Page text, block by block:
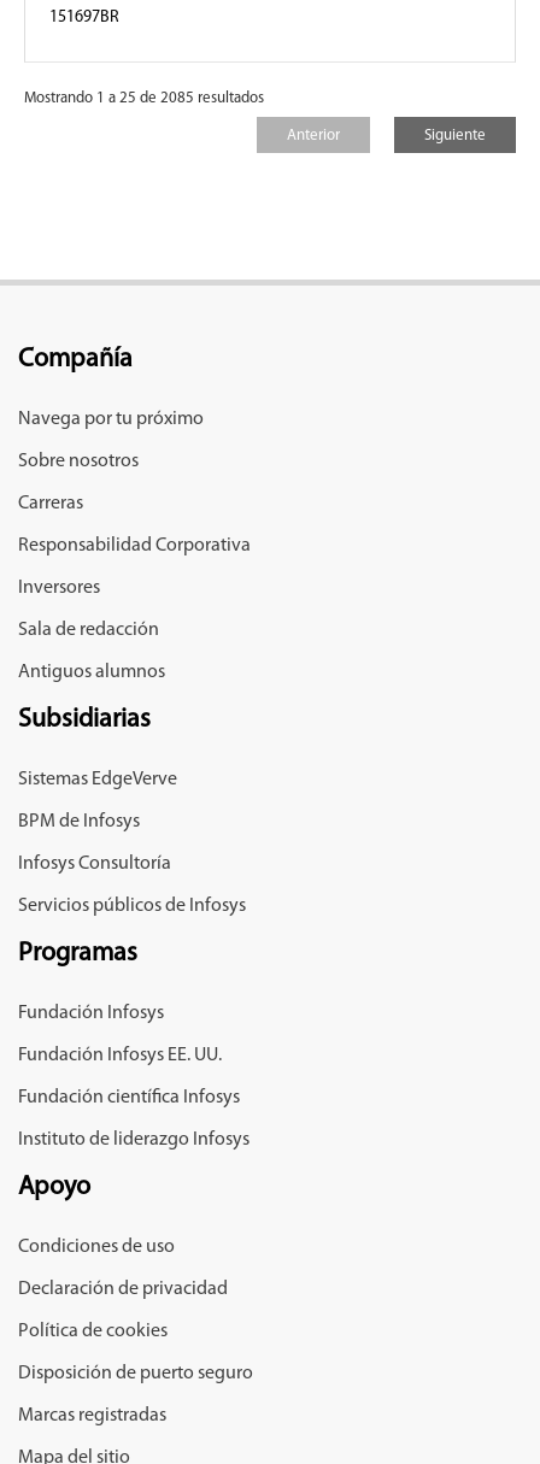
151697BR
Mostrando 1 a 25 de 2085 resultados
Anterior Siguiente
Compañía
Navega por tu próximo
Sobre nosotros
Carreras
Responsabilidad Corporativa
Inversores
Sala de redacción
Antiguos alumnos
Subsidiarias
Sistemas EdgeVerve
BPM de Infosys
Infosys Consultoría
Servicios públicos de Infosys
Programas
Fundación Infosys
Fundación Infosys EE. UU.
Fundación científica Infosys
Instituto de liderazgo Infosys
Apoyo
Condiciones de uso
Declaración de privacidad
Política de cookies
Disposición de puerto seguro
Marcas registradas
Mapa del sitio